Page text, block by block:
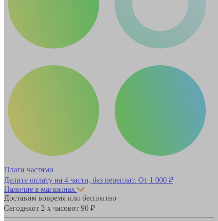
Плати частями
Делите оплату на 4 части, без переплат. От 1 000 ₽
Наличие в магазинах
Доставим вовремя или бесплатно
Сегодняот 2-х часовот 90 ₽